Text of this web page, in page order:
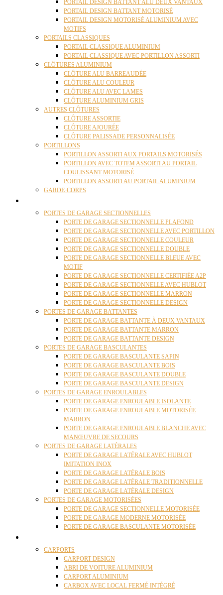
PORTAIL DESIGN BATTANT ALU DEUX VANTAUX
PORTAIL DESIGN BATTANT MOTORISÉ
PORTAIL DESIGN MOTORISÉ ALUMINIUM AVEC
MOTIFS
PORTAILS CLASSIQUES
PORTAIL CLASSIQUE ALUMINIUM
PORTAIL CLASSIQUE AVEC PORTILLON ASSORTI
CLÔTURES ALUMINIUM
CLÔTURE ALU BARREAUDÉE
CLÔTURE ALU COULEUR
CLÔTURE ALU AVEC LAMES
CLÔTURE ALUMINIUM GRIS
AUTRES CLÔTURES
CLÔTURE ASSORTIE
CLÔTURE AJOURÉE
CLÔTURE PALISSADE PERSONNALISÉE
PORTILLONS
PORTILLON ASSORTI AUX PORTAILS MOTORISÉS
PORTILLON AVEC TOTEM ASSORTI AU PORTAIL
COULISSANT MOTORISÉ
PORTILLON ASSORTI AU PORTAIL ALUMINIUM
GARDE-CORPS
PORTES DE GARAGE SECTIONNELLES
PORTE DE GARAGE SECTIONNELLE PLAFOND
PORTE DE GARAGE SECTIONNELLE AVEC PORTILLON
PORTE DE GARAGE SECTIONNELLE COULEUR
PORTE DE GARAGE SECTIONNELLE DOUBLE
PORTE DE GARAGE SECTIONNELLE BLEUE AVEC
MOTIF
PORTE DE GARAGE SECTIONNELLE CERTIFIÉE A2P
PORTE DE GARAGE SECTIONNELLE AVEC HUBLOT
PORTE DE GARAGE SECTIONNELLE MARRON
PORTE DE GARAGE SECTIONNELLE DESIGN
PORTES DE GARAGE BATTANTES
PORTE DE GARAGE BATTANTE À DEUX VANTAUX
PORTE DE GARAGE BATTANTE MARRON
PORTE DE GARAGE BATTANTE DESIGN
PORTES DE GARAGE BASCULANTES
PORTE DE GARAGE BASCULANTE SAPIN
PORTE DE GARAGE BASCULANTE BOIS
PORTE DE GARAGE BASCULANTE DOUBLE
PORTE DE GARAGE BASCULANTE DESIGN
PORTES DE GARAGE ENROULABLES
PORTE DE GARAGE ENROULABLE ISOLANTE
PORTE DE GARAGE ENROULABLE MOTORISÉE
MARRON
PORTE DE GARAGE ENROULABLE BLANCHE AVEC
MANŒUVRE DE SECOURS
PORTES DE GARAGE LATÉRALES
PORTE DE GARAGE LATÉRALE AVEC HUBLOT
IMITATION INOX
PORTE DE GARAGE LATÉRALE BOIS
PORTE DE GARAGE LATÉRALE TRADITIONNELLE
PORTE DE GARAGE LATÉRALE DESIGN
PORTES DE GARAGE MOTORISÉES
PORTE DE GARAGE SECTIONNELLE MOTORISÉE
PORTE DE GARAGE MODERNE MOTORISÉE
PORTE DE GARAGE BASCULANTE MOTORISÉE
CARPORTS
CARPORT DESIGN
ABRI DE VOITURE ALUMINIUM
CARPORT ALUMINIUM
CARBOX AVEC LOCAL FERMÉ INTÉGRÉ